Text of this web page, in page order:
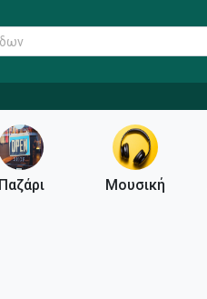
Παζάρι Μουσική